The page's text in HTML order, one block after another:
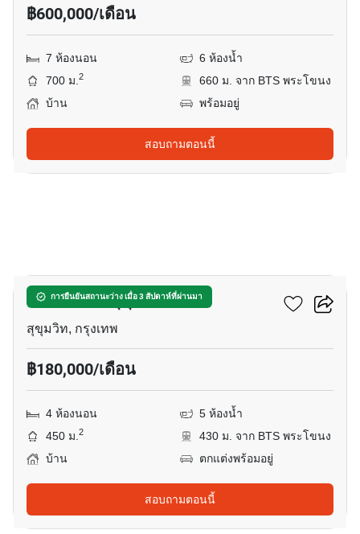
฿600,000/เดือน
7 ห้องนอน
6 ห้องน้ำ
700 ม.2
660 ม. จาก BTS พระโขนง
บ้าน
พร้อมอยู่
สอบถามตอนนี้
การยืนยันสถานะว่าง เมื่อ 3 สัปดาห์ที่ผ่านมา
บ้านแสนสิริ สุขุมวิท 67
สุขุมวิท, กรุงเทพ
฿180,000/เดือน
4 ห้องนอน
5 ห้องน้ำ
450 ม.2
430 ม. จาก BTS พระโขนง
บ้าน
ตกแต่งพร้อมอยู่
สอบถามตอนนี้